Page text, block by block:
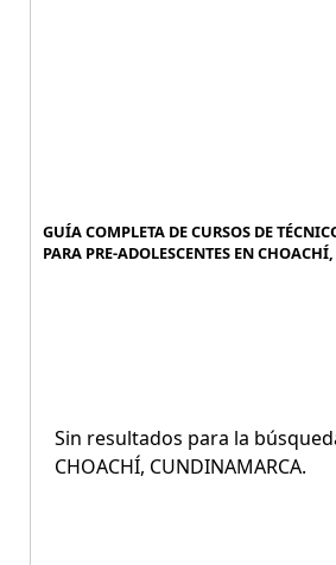
GUÍA COMPLETA DE CURSOS DE
PARA PRE-ADOLESCENTES EN
Sin resultados para la búsqueda:
CHOACHÍ, CUNDINAMARCA.